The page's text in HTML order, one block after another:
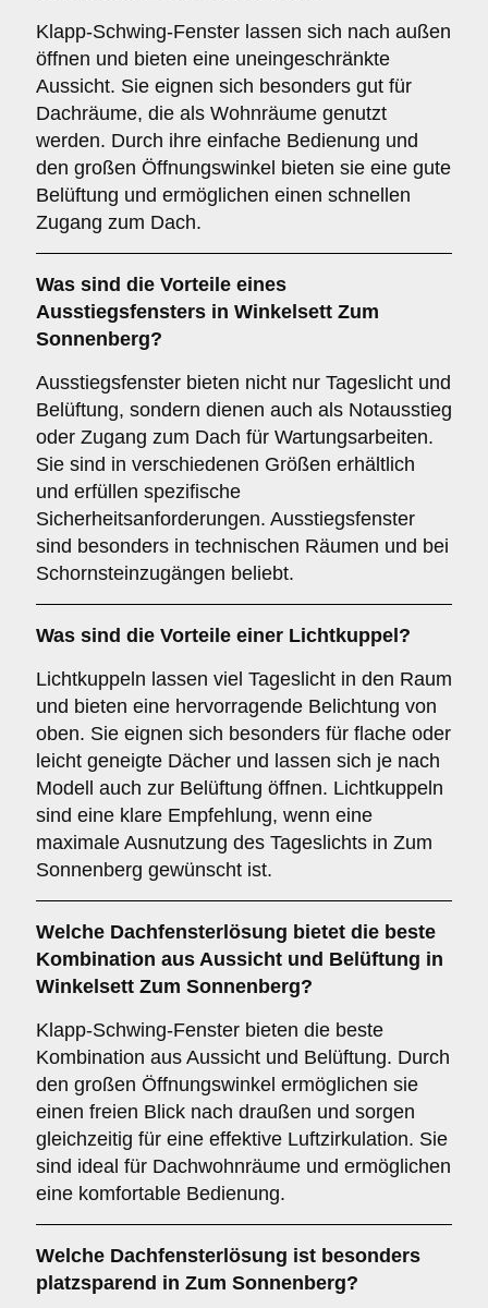
Klapp-Schwing-Fenster lassen sich nach außen
öffnen und bieten eine uneingeschränkte
Aussicht. Sie eignen sich besonders gut für
Dachräume, die als Wohnräume genutzt
werden. Durch ihre einfache Bedienung und
den großen Öffnungswinkel bieten sie eine gute
Belüftung und ermöglichen einen schnellen
Zugang zum Dach.
Was sind die Vorteile eines
Ausstiegsfensters in Winkelsett Zum
Sonnenberg?
Ausstiegsfenster bieten nicht nur Tageslicht und
Belüftung, sondern dienen auch als Notausstieg
oder Zugang zum Dach für Wartungsarbeiten.
Sie sind in verschiedenen Größen erhältlich
und erfüllen spezifische
Sicherheitsanforderungen. Ausstiegsfenster
sind besonders in technischen Räumen und bei
Schornsteinzugängen beliebt.
Was sind die Vorteile einer Lichtkuppel ?
Lichtkuppeln lassen viel Tageslicht in den Raum
und bieten eine hervorragende Belichtung von
oben. Sie eignen sich besonders für flache oder
leicht geneigte Dächer und lassen sich je nach
Modell auch zur Belüftung öffnen. Lichtkuppeln
sind eine klare Empfehlung, wenn eine
maximale Ausnutzung des Tageslichts in Zum
Sonnenberg gewünscht ist.
Welche Dachfensterlösung bietet die beste
Kombination aus Aussicht und Belüftung in
Winkelsett Zum Sonnenberg?
Klapp-Schwing-Fenster bieten die beste
Kombination aus Aussicht und Belüftung. Durch
den großen Öffnungswinkel ermöglichen sie
einen freien Blick nach draußen und sorgen
gleichzeitig für eine effektive Luftzirkulation. Sie
sind ideal für Dachwohnräume und ermöglichen
eine komfortable Bedienung.
Welche Dachfensterlösung ist besonders
platzsparend in Zum Sonnenberg?